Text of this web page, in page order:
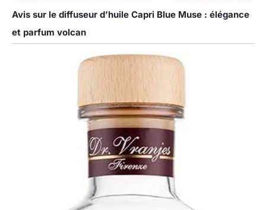
Avis sur le diffuseur d’huile Capri Blue Muse : élégance
et parfum volcan